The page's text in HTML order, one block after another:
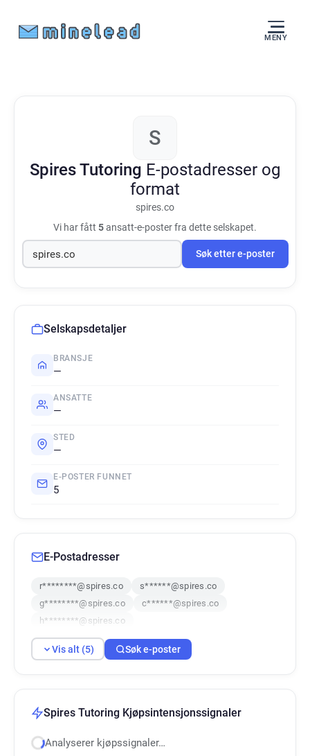
MENY
S
Spires Tutoring E-postadresser og
format
spires.co
Vi har fått 5ansatt-e-poster fra dette selskapet.
Søk etter e-poster
Selskapsdetaljer
BRANSJE
—
ANSATTE
—
STED
—
E-POSTER FUNNET
5
E-Postadresser
r********@spires.co
s******@spires.co
g********@spires.co
c******@spires.co
h********@spires.co
Vis alt (5) Søk e-poster
Spires Tutoring Kjøpsintensjonssignaler
Analyserer kjøpssignaler…